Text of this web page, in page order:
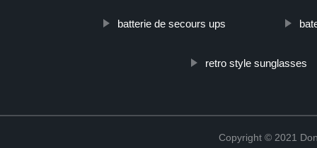
batterie de secours ups
retro style sunglasses
Copyright © 2021